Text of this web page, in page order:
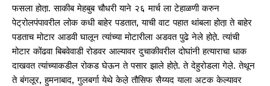
फसला होता़. साकीब मेहबुब चौधरी याने २६ मार्च ला टेहाळणी करुन
पेट्रोलपंपावरील लोक कधी बाहेर पडतात, याची वाट पहात थांबला होता़ ते बाहेर
पडताच मोटार आडवी घालून त्यांच्या मोटारीला अडवत पुढे नेले होते़. त्यांची
मोटार कोंढवा बिबवेवाडी रोडवर आल्यावर दुचाकीवरील दोघांनी हत्याराचा धाक
दाखवत त्यांच्याकडील रोकड घेऊन ते पसार झाले होते़. ते देहुरोडला गेले़. तेथून
ते बंगलूर, हुमनाबाद, गुलबर्गा येथे केले़ तौसिफ सैय्यद याला अटक केल्यावर